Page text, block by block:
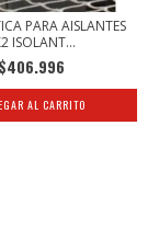
PARA AISLANTES
ISOLANT...
$406.996